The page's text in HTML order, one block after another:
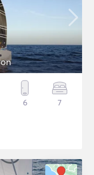
6 7